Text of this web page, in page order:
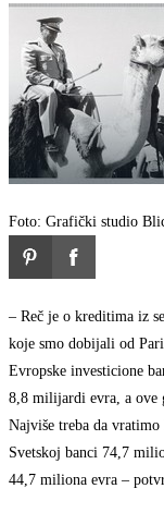
Foto: Grafički studio
– Reč je o kreditima iz
koje smo dobijali od
Evropske investicione
8,8 milijardi evra, a ove
Najviše treba da
Svetskoj banci 74,7
44,7 miliona evra –